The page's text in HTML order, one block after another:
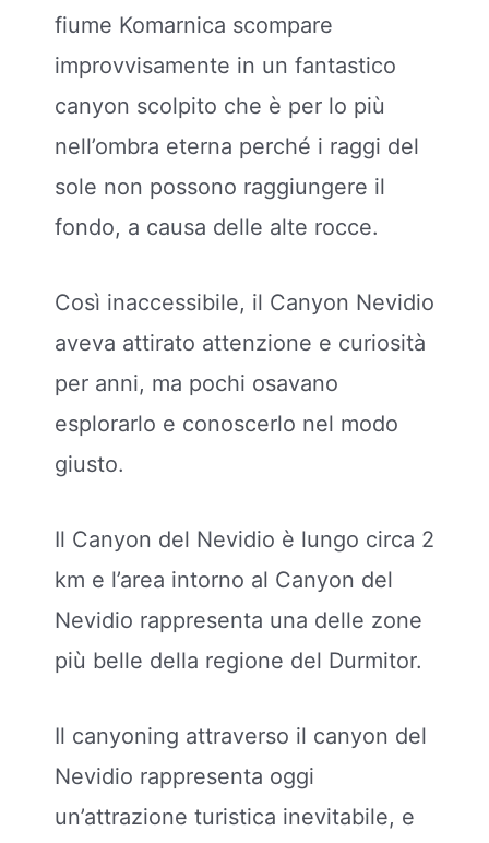
fiume Komarnica scompare
improvvisamente in un fantastico
canyon scolpito che è per lo più
nell’ombra eterna perché i raggi del
sole non possono raggiungere il
fondo, a causa delle alte rocce.
Così inaccessibile, il Canyon Nevidio
aveva attirato attenzione e curiosità
per anni, ma pochi osavano
esplorarlo e conoscerlo nel modo
giusto.
Il Canyon del Nevidio è lungo circa 2
km e l’area intorno al Canyon del
Nevidio rappresenta una delle zone
più belle della regione del Durmitor.
Il canyoning attraverso il canyon del
Nevidio rappresenta oggi
un’attrazione turistica inevitabile, e